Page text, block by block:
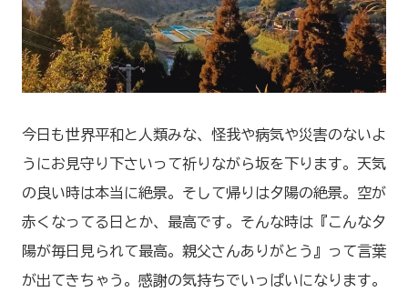
今日も世界平和と人類みな、怪我や病気や災害のないよ
うにお見守り下さいって祈りながら坂を下ります。天気
の良い時は本当に絶景。そして帰りは夕陽の絶景。空が
赤くなってる日とか、最高です。そんな時は『こんな夕
陽が毎日見られて最高。親父さんありがとう』って言葉
が出てきちゃう。感謝の気持ちでいっぱいになります。